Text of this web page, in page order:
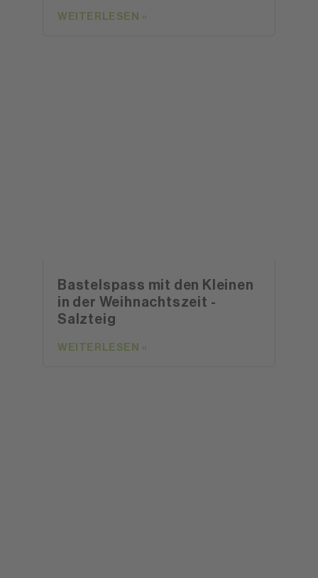
WEITERLESEN »
Bastelspass mit den Kleinen
in der Weihnachtszeit -
Salzteig
WEITERLESEN »